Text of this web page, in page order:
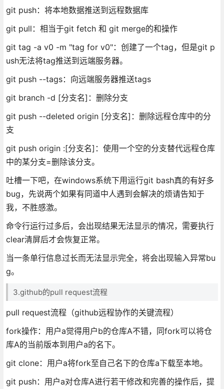
git push：将本地数据推送到远程数据库
git pull：相当于git fetch 和 git merge的和操作
git tag -a v0 -m "tag for v0"：创建了一个tag，但是git p
ush无法将tag推送到远端服务器。
git push --tags：向远端服务器推送tags
git branch -d [分支名]：删除分支
git push --deleted origin [分支名]：删除远程仓库中的分
支
git push origin :[分支名]：使用一个空的分支替代远程仓库
中的某分支=删除该分支。
吐槽一下吧，在windows系统下用运行git bash真的有好多
bug，先说两个如果有同道中人遇到会解决的烦请告知于
我，不胜感激。
命令行运行过多后，会出现结果无法显示的情况，需要执行
clear清屏后才会恢复正常。
当一条单行信息过长而无法显示完全，将会出现输入异常bu
g。
3.github的pull request流程
pull request流程（github远程协作的关键流程）
fork操作：用户a觉得用户b的仓库A不错，同fork可以将仓
库A的当前版本到用户a的名下。
git clone：用户a将fork至自己名下的仓库a下载至本地。
git push：用户a对仓库A进行若干修改和完善的操作后，提